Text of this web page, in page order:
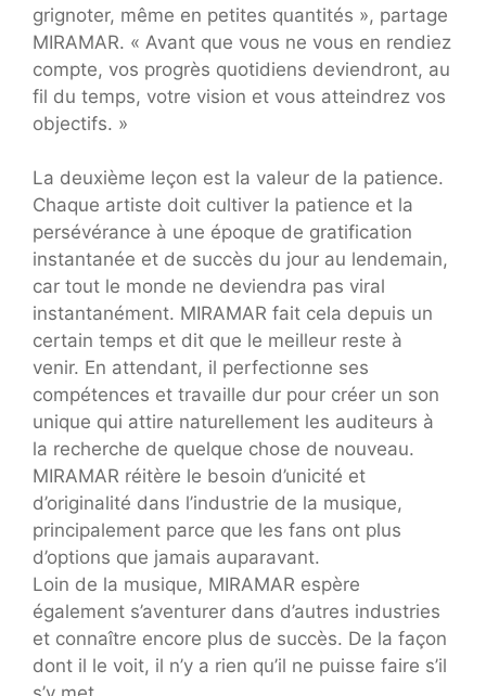
grignoter, même en petites quantités », partage
MIRAMAR. « Avant que vous ne vous en rendiez
compte, vos progrès quotidiens deviendront, au
fil du temps, votre vision et vous atteindrez vos
objectifs. »
La deuxième leçon est la valeur de la patience.
Chaque artiste doit cultiver la patience et la
persévérance à une époque de gratification
instantanée et de succès du jour au lendemain,
car tout le monde ne deviendra pas viral
instantanément. MIRAMAR fait cela depuis un
certain temps et dit que le meilleur reste à
venir. En attendant, il perfectionne ses
compétences et travaille dur pour créer un son
unique qui attire naturellement les auditeurs à
la recherche de quelque chose de nouveau.
MIRAMAR réitère le besoin d’unicité et
d’originalité dans l’industrie de la musique,
principalement parce que les fans ont plus
d’options que jamais auparavant.
Loin de la musique, MIRAMAR espère
également s’aventurer dans d’autres industries
et connaître encore plus de succès. De la façon
dont il le voit, il n’y a rien qu’il ne puisse faire s’il